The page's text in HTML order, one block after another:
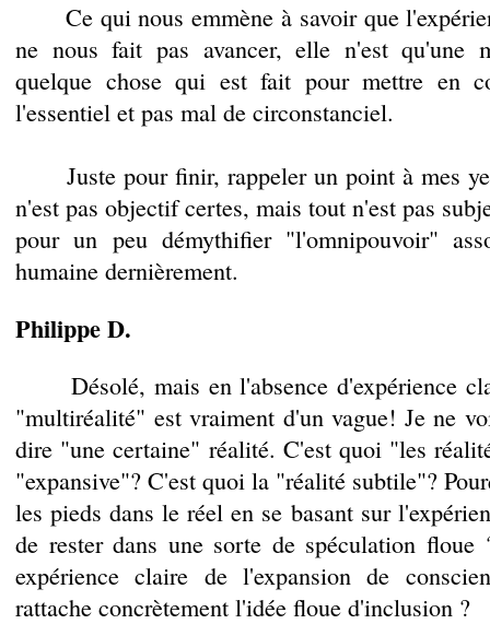
Ce qui nous emmène à savoir que
ne nous fait pas avancer, elle n'est qu'une
quelque chose qui est fait pour mettre en
l'essentiel et pas mal de circonstanciel.
Juste pour finir, rappeler un point à mes
n'est pas objectif certes, mais tout n'est pas
pour un peu démythifier "l'omnipouvoir"
humaine dernièrement.
Philippe D.
Désolé, mais en l'absence d'expérience
"multiréalité" est vraiment d'un vague! Je ne
dire "une certaine" réalité. C'est quoi "les
"expansive"? C'est quoi la "réalité subtile"?
les pieds dans le réel en se basant sur
de rester dans une sorte de spéculation
expérience claire de l'expansion de
rattache concrètement l'idée floue d'inclusion ?